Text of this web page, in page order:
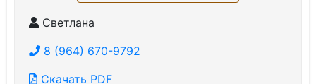
Светлана
8 (964) 670-9792
Скачать PDF